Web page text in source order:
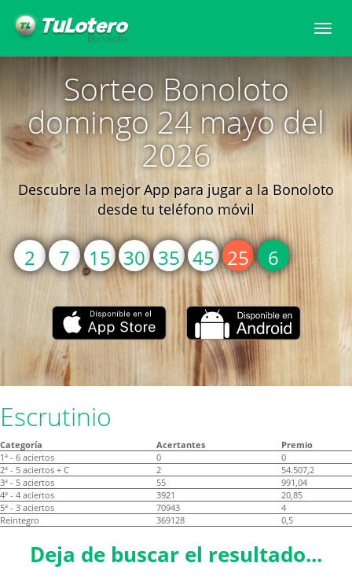
Sorteo Bonoloto
domingo 24 mayo del
2026
Descubre la mejor App para jugar a la Bonoloto
desde tu teléfono móvil
2 7 15 30 35 45 25 6
Escrutinio
Categoría Acertantes
Premio
1ª - 6 aciertos
0
0
2ª - 5 aciertos + C
2
54.507,2
3ª - 5 aciertos
55
991,04
4ª - 4 aciertos
3921
20,85
5ª - 3 aciertos
70943
4
Reintegro
369128 0,5
Deja de buscar el resultado...